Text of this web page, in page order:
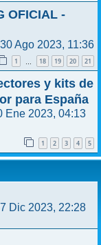
OFICIAL -
30 Ago 2023, 11:36
1 … 18 19 20 21
y kits de
para España
Ene 2023, 04:13
1 2 3 4 5
Dic 2023, 22:28